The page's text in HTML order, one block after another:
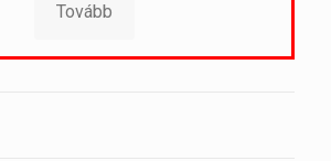
Tovább